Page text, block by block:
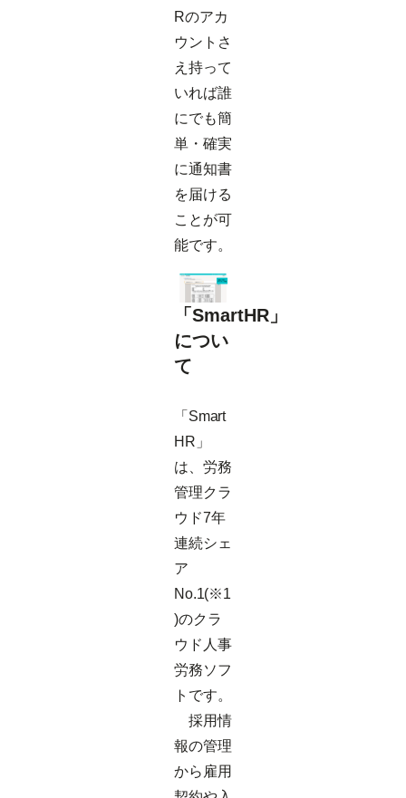
Rのアカ
ウントさ
え持って
いれば誰
にでも簡
単・確実
に通知書
を届ける
ことが可
能です。
「SmartHR」
につい
て
「Smart
HR」
は、労務
管理クラ
ウド7年
連続シェ
ア
No.1(※1
)のクラ
ウド人事
労務ソフ
トです。
採用情
報の管理
から雇用